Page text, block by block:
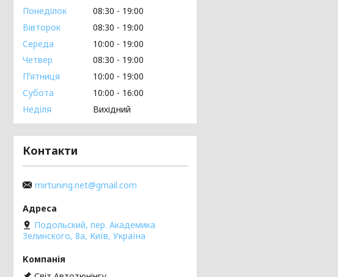
Понеділок 08:30
19:00
Вівторок
08:30
19:00
Середа
10:00
19:00
Четвер
08:30
19:00
Пʼятниця
10:00
19:00
Субота
10:00
16:00
Неділя
Вихідний
Контакти
mirtuning.net@gmail.com
Подольский, пер. Академика
Зелинского, 8а, Київ, Україна